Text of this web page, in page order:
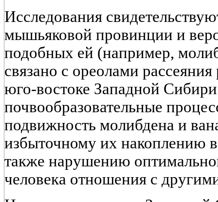
Исследования
мышьяковой провинции и
подобных ей (например,
связано с ореолами
юго-востоке Западной
почвообразовательные
подвижность молибдена и
избыточному их накоплению
также нарушению
человека отношения с